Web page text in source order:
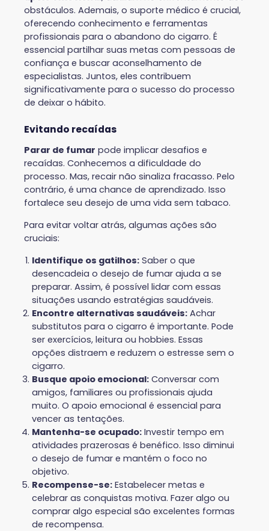
obstáculos. Ademais, o suporte médico é crucial,
oferecendo conhecimento e ferramentas
profissionais para o abandono do cigarro. É
essencial partilhar suas metas com pessoas de
confiança e buscar aconselhamento de
especialistas. Juntos, eles contribuem
significativamente para o sucesso do processo
de deixar o hábito.
Evitando recaídas
Parar de fumar pode implicar desafios e
recaídas. Conhecemos a dificuldade do
processo. Mas, recair não sinaliza fracasso. Pelo
contrário, é uma chance de aprendizado. Isso
fortalece seu desejo de uma vida sem tabaco.
Para evitar voltar atrás, algumas ações são
cruciais:
Identifique os gatilhos: Saber o que
desencadeia o desejo de fumar ajuda a se
preparar. Assim, é possível lidar com essas
situações usando estratégias saudáveis.
Encontre alternativas saudáveis: Achar
substitutos para o cigarro é importante. Pode
ser exercícios, leitura ou hobbies. Essas
opções distraem e reduzem o estresse sem o
cigarro.
Busque apoio emocional: Conversar com
amigos, familiares ou profissionais ajuda
muito. O apoio emocional é essencial para
vencer as tentações.
Mantenha-se ocupado: Investir tempo em
atividades prazerosas é benéfico. Isso diminui
o desejo de fumar e mantém o foco no
objetivo.
Recompense-se: Estabelecer metas e
celebrar as conquistas motiva. Fazer algo ou
comprar algo especial são excelentes formas
de recompensa.